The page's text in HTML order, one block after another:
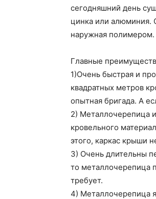
сегодняшний день
цинка или алюминия.
наружная полимером.
Главные
1)Очень быстрая и
квадратных метров
опытная бригада. А
2) Металлочерепица
кровельного
этого, каркас крыши
3) Очень длительны
то металлочерепица
требует.
4) Металлочерепица